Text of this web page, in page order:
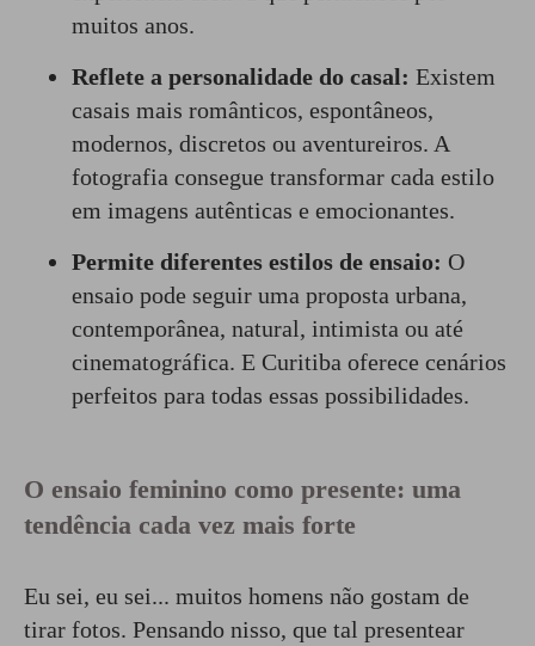
muitos anos.
Reflete a personalidade do casal: Existem
casais mais românticos, espontâneos,
modernos, discretos ou aventureiros. A
fotografia consegue transformar cada estilo
em imagens autênticas e emocionantes.
Permite diferentes estilos de ensaio: O
ensaio pode seguir uma proposta urbana,
contemporânea, natural, intimista ou até
cinematográfica. E Curitiba oferece cenários
perfeitos para todas essas possibilidades.
O ensaio feminino como presente: uma
tendência cada vez mais forte
Eu sei, eu sei... muitos homens não gostam de
tirar fotos. Pensando nisso, que tal presentear